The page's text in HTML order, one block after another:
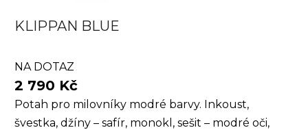
KLIPPAN BLUE
NA DOTAZ
2 790 Kč
Potah pro milovníky modré barvy. Inkoust,
švestka, džíny – safír, monokl, sešit – modré oči,